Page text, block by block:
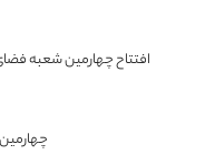
افتتاح چهارمین شعبه